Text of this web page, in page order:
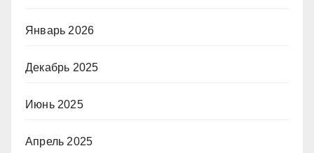
Январь 2026
Декабрь 2025
Июнь 2025
Апрель 2025